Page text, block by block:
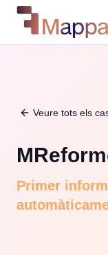
Veure tots els
Primer